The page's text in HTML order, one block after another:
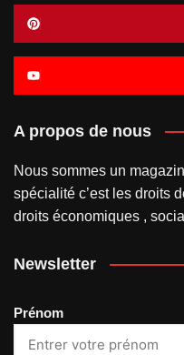
A propos de nous
Nous sommes un
spécialité c’est les droits
droits économiques ,
Newsletter
Prénom